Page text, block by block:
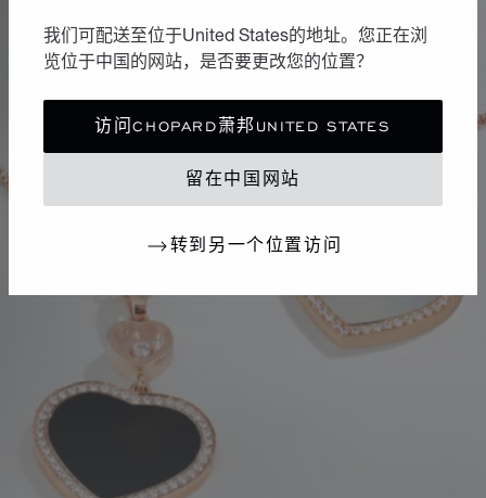
我们可配送至位于United States的地址。您正在浏
览位于中国的网站，是否要更改您的位置？
访问CHOPARD萧邦UNITED STATES
留在中国网站
转到另一个位置访问